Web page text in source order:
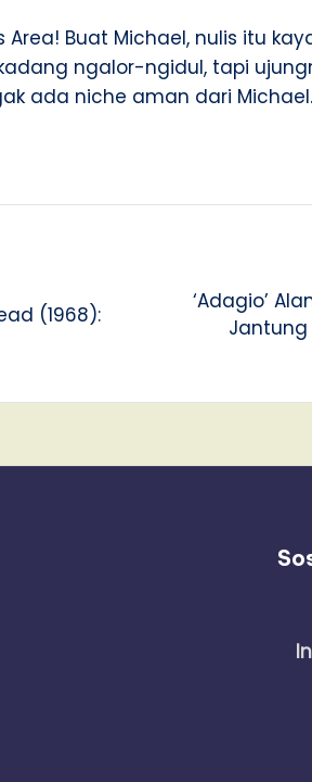
Area! Buat Michael, nulis itu
ngalor-ngidul, tapi
ada niche aman dari
(1968):
‘Adagio’
Jantung